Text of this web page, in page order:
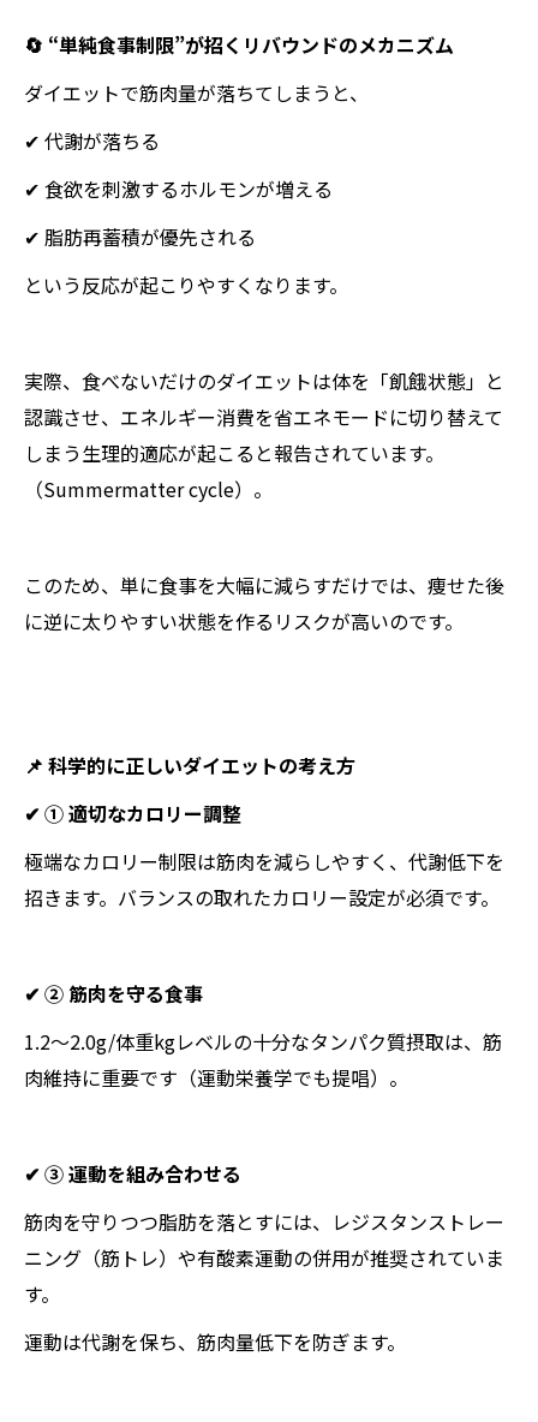
🔄 “単純食事制限”が招くリバウンドのメカニズム
ダイエットで筋肉量が落ちてしまうと、
✔ 代謝が落ちる
✔ 食欲を刺激するホルモンが増える
✔ 脂肪再蓄積が優先される
という反応が起こりやすくなります。
実際、食べないだけのダイエットは体を「飢餓状態」と
認識させ、エネルギー消費を省エネモードに切り替えて
しまう生理的適応が起こると報告されています。
（Summermatter cycle）。
このため、単に食事を大幅に減らすだけでは、痩せた後
に逆に太りやすい状態を作るリスクが高いのです。
📌 科学的に正しいダイエットの考え方
✔ ① 適切なカロリー調整
極端なカロリー制限は筋肉を減らしやすく、代謝低下を
招きます。バランスの取れたカロリー設定が必須です。
✔ ② 筋肉を守る食事
1.2〜2.0g/体重kgレベルの十分なタンパク質摂取は、筋
肉維持に重要です（運動栄養学でも提唱）。
✔ ③ 運動を組み合わせる
筋肉を守りつつ脂肪を落とすには、レジスタンストレー
ニング（筋トレ）や有酸素運動の併用が推奨されていま
す。
運動は代謝を保ち、筋肉量低下を防ぎます。